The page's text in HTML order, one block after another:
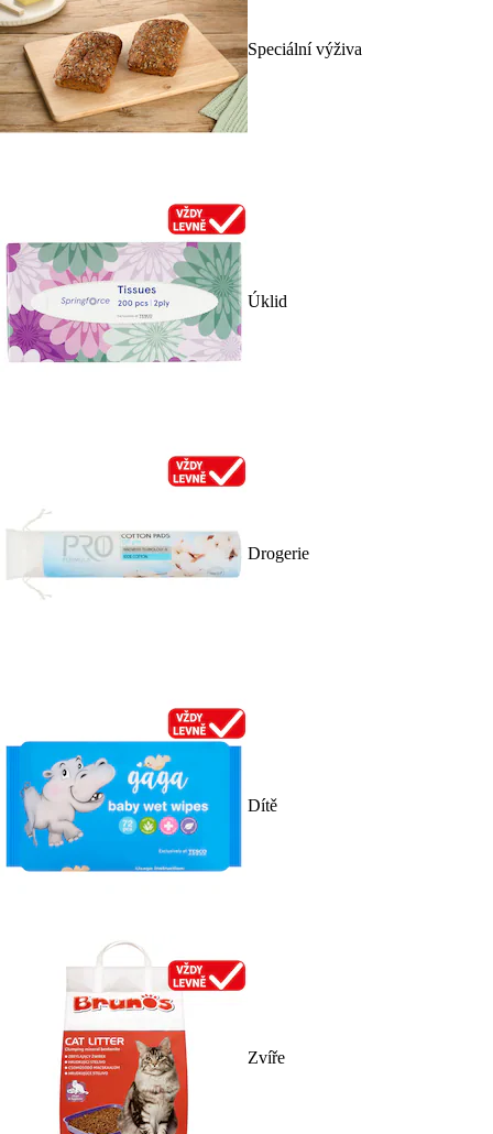
Speciální výživa
Úklid
Drogerie
Dítě
Zvíře